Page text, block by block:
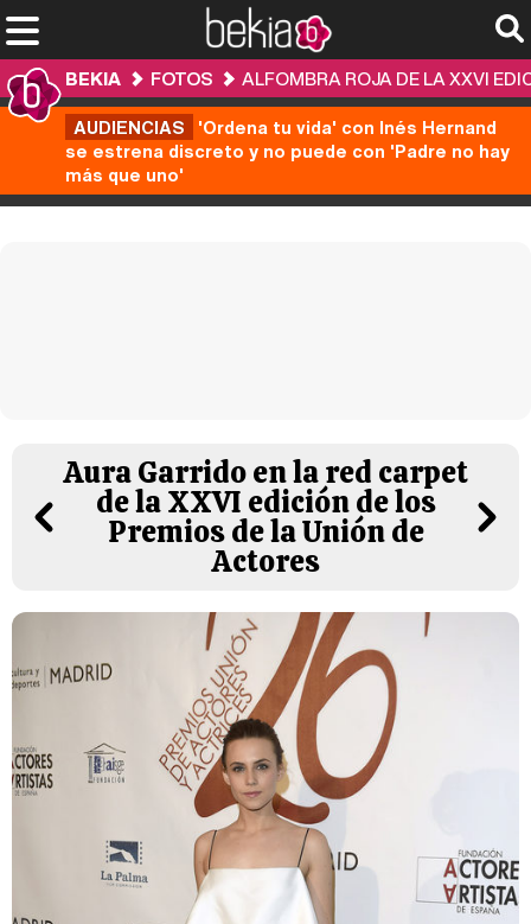
BEKIA FOTOS
ALFOMBRA ROJA DE LA XXVI
AUDIENCIAS 'Ordena tu vida' con Inés Hernand
se estrena discreto y no puede con 'Padre no hay
más que uno'
Aura Garrido en la red carpet
de la XXVI edición de los
Premios de la Unión de
Actores